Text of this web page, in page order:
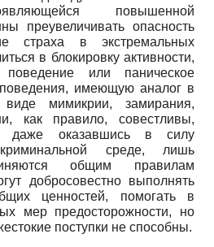
повышенной
преувеличивать опасность
страха в экстремальных
в блокировку активности,
поведение или паническое
имеющую аналог в
мимикрии, замирания,
как правило, совестливы,
даже оказавшись в силу
среде, лишь
общим правилам
добросовестно выполнять
ценностей, помогать в
мер предосторожности, но
поступки не способны.